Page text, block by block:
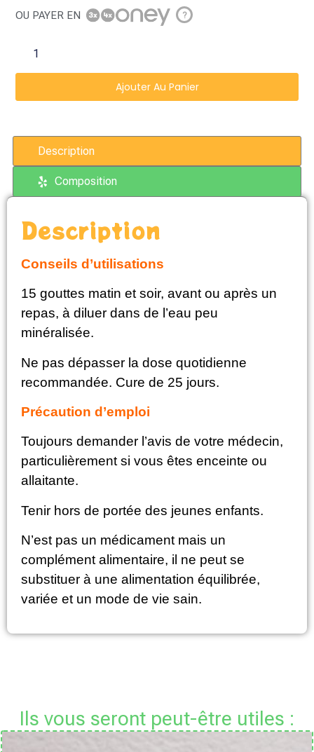
OU PAYER EN ?
Ajouter Au Panier
Description
Composition
Description
Conseils d’utilisations
15 gouttes matin et soir, avant ou après un
repas, à diluer dans de l’eau peu
minéralisée.
Ne pas dépasser la dose quotidienne
recommandée. Cure de 25 jours.
Précaution d’emploi
Toujours demander l’avis de votre médecin,
particulièrement si vous êtes enceinte ou
allaitante.
Tenir hors de portée des jeunes enfants.
N’est pas un médicament mais un
complément alimentaire, il ne peut se
substituer à une alimentation équilibrée,
variée et un mode de vie sain.
Ils vous seront peut-être utiles :